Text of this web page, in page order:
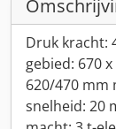
Druk kracht:
gebied: 670
620/470 mm
snelheid: 20